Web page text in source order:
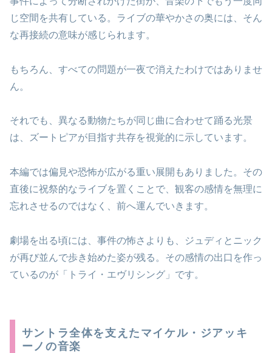
じ空間を共有している。ライブの華やかさの奥には、そん
な再接続の意味が感じられます。
もちろん、すべての問題が一夜で消えたわけではありませ
ん。
それでも、異なる動物たちが同じ曲に合わせて踊る光景
は、ズートピアが目指す共存を視覚的に示しています。
本編では偏見や恐怖が広がる重い展開もありました。その
直後に祝祭的なライブを置くことで、観客の感情を無理に
忘れさせるのではなく、前へ運んでいきます。
劇場を出る頃には、事件の怖さよりも、ジュディとニック
が再び並んで歩き始めた姿が残る。その感情の出口を作っ
ているのが「トライ・エヴリシング」です。
サントラ全体を支えたマイケル・ジアッキ
ーノの音楽